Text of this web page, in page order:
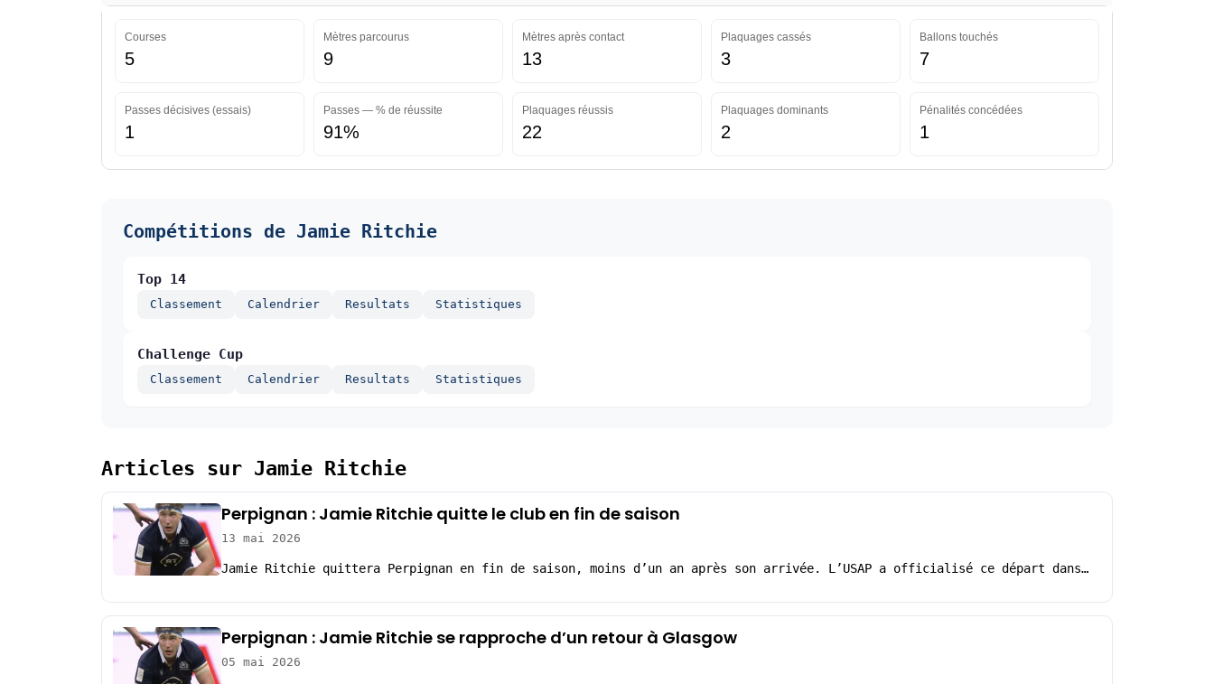
Courses
5
Mètres parcourus
9
Mètres après contact
13
Plaquages cassés
3
Ballons touchés
7
Passes décisives (essais)
1
Passes — % de réussite
91%
Plaquages réussis
22
Plaquages dominants
2
Pénalités concédées
1
Compétitions de Jamie Ritchie
Top 14
Classement Calendrier Resultats Statistiques
Challenge Cup
Classement Calendrier Resultats Statistiques
Articles sur Jamie Ritchie
Perpignan : Jamie Ritchie quitte le club en fin de saison
13 mai 2026
Jamie Ritchie quittera Perpignan en fin de saison, moins d’un an après son arrivée. L’USAP a officialisé ce départ dans…
Perpignan : Jamie Ritchie se rapproche d’un retour à Glasgow
05 mai 2026